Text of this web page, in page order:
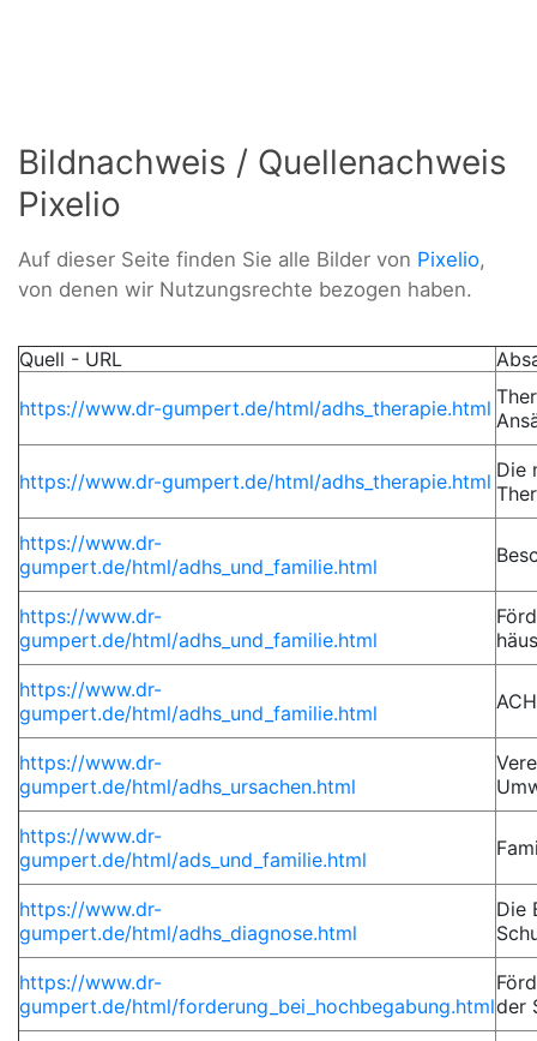
Bildnachweis / Quellenachweis
Pixelio
Auf dieser Seite finden Sie alle Bilder von Pixelio,
von denen wir Nutzungsrechte bezogen haben.
Quell - URL
https://www.dr-gumpert.de/html/adhs_therapie.html
https://www.dr-gumpert.de/html/adhs_therapie.html Die
https://www.dr-
gumpert.de/html/adhs_und_familie.html
https://www.dr-
gumpert.de/html/adhs_und_familie.html
https://www.dr-
gumpert.de/html/adhs_und_familie.html
https://www.dr-
gumpert.de/html/adhs_ursachen.html
https://www.dr-
gumpert.de/html/ads_und_familie.html
https://www.dr-
gumpert.de/html/adhs_diagnose.html
Die
https://www.dr-
gumpert.de/html/forderung_bei_hochbegabung.htmlder